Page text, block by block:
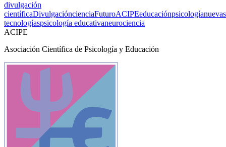
divulgación
científicaDivulgacióncienciaFuturoACIPEeducaciónpsicologíanuevas
tecnologíaspsicología educativaneurociencia
ACIPE
Asociación Científica de Psicología y Educación